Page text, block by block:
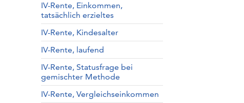
IV-Rente, Einkommen,
tatsächlich erzieltes
IV-Rente, Kindesalter
IV-Rente, laufend
IV-Rente, Statusfrage bei
gemischter Methode
IV-Rente, Vergleichseinkommen